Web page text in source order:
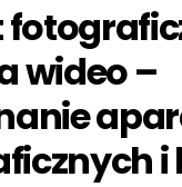
wideo –
i